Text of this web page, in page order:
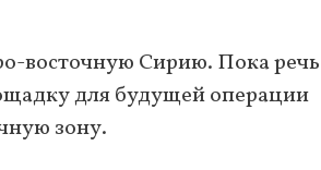
восточную Сирию. Пока
для будущей операции
зону.